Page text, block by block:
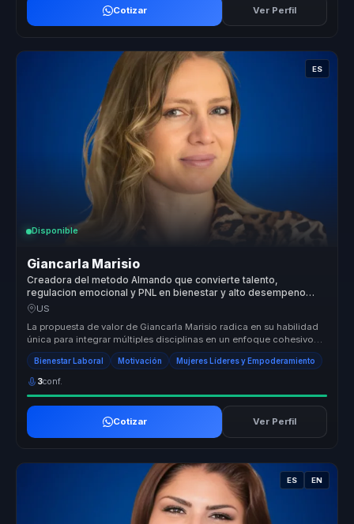
Cotizar Ver Perfil
ES
Disponible
Giancarla Marisio
Creadora del metodo Almando que convierte talento,
regulacion emocional y PNL en bienestar y alto desempeno
para lideres.
US
La propuesta de valor de Giancarla Marisio radica en su habilidad
única para integrar múltiples disciplinas en un enfoque cohesivo
que pr...
Bienestar Laboral Motivación Mujeres Líderes y Empoderamiento
3conf.
Cotizar Ver Perfil
ES EN